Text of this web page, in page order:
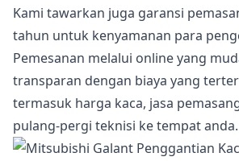
Kami tawarkan juga garansi
tahun untuk kenyamanan para
Pemesanan melalui online yang
transparan dengan biaya yang
termasuk harga kaca, jasa
pulang-pergi teknisi ke tempat anda.